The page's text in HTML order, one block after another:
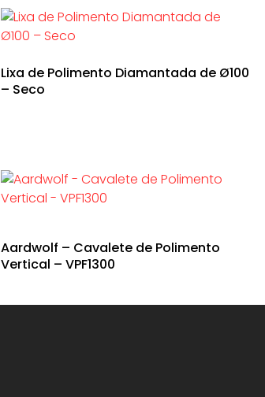
Lixa de Polimento Diamantada de Ø100
– Seco
Aardwolf – Cavalete de Polimento
Vertical – VPF1300